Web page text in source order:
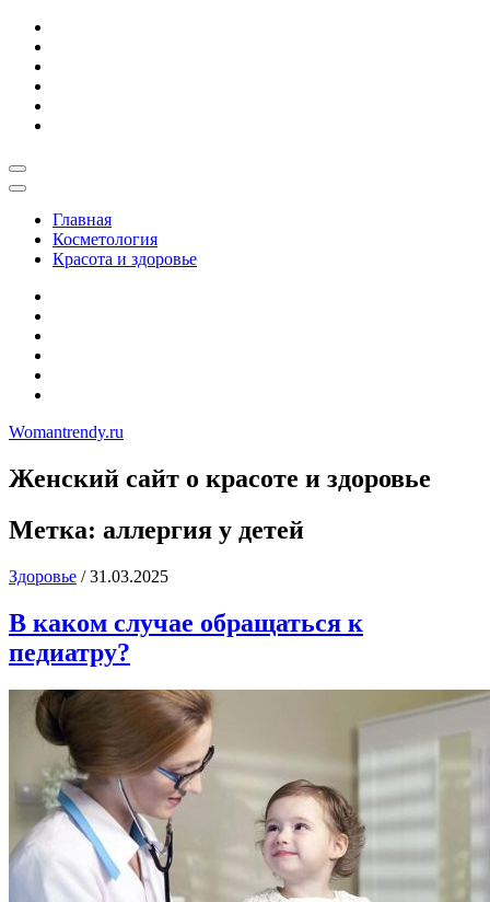
Skip
content
Главная
Косметология
Красота и здоровье
Womantrendy.ru
Женский сайт о красоте и здоровье
Метка: аллергия у детей
Здоровье / 31.03.2025
В каком случае обращаться к
педиатру?